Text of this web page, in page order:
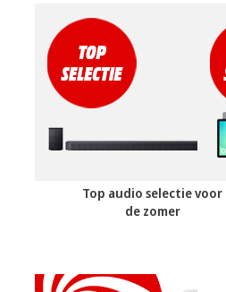
Top audio selectie voor
de zomer